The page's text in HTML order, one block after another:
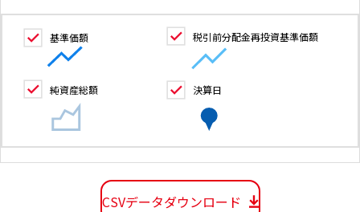
基準価額 税引前分配金再投資基準価額
純資産総額 決算日
CSVデータダウンロード